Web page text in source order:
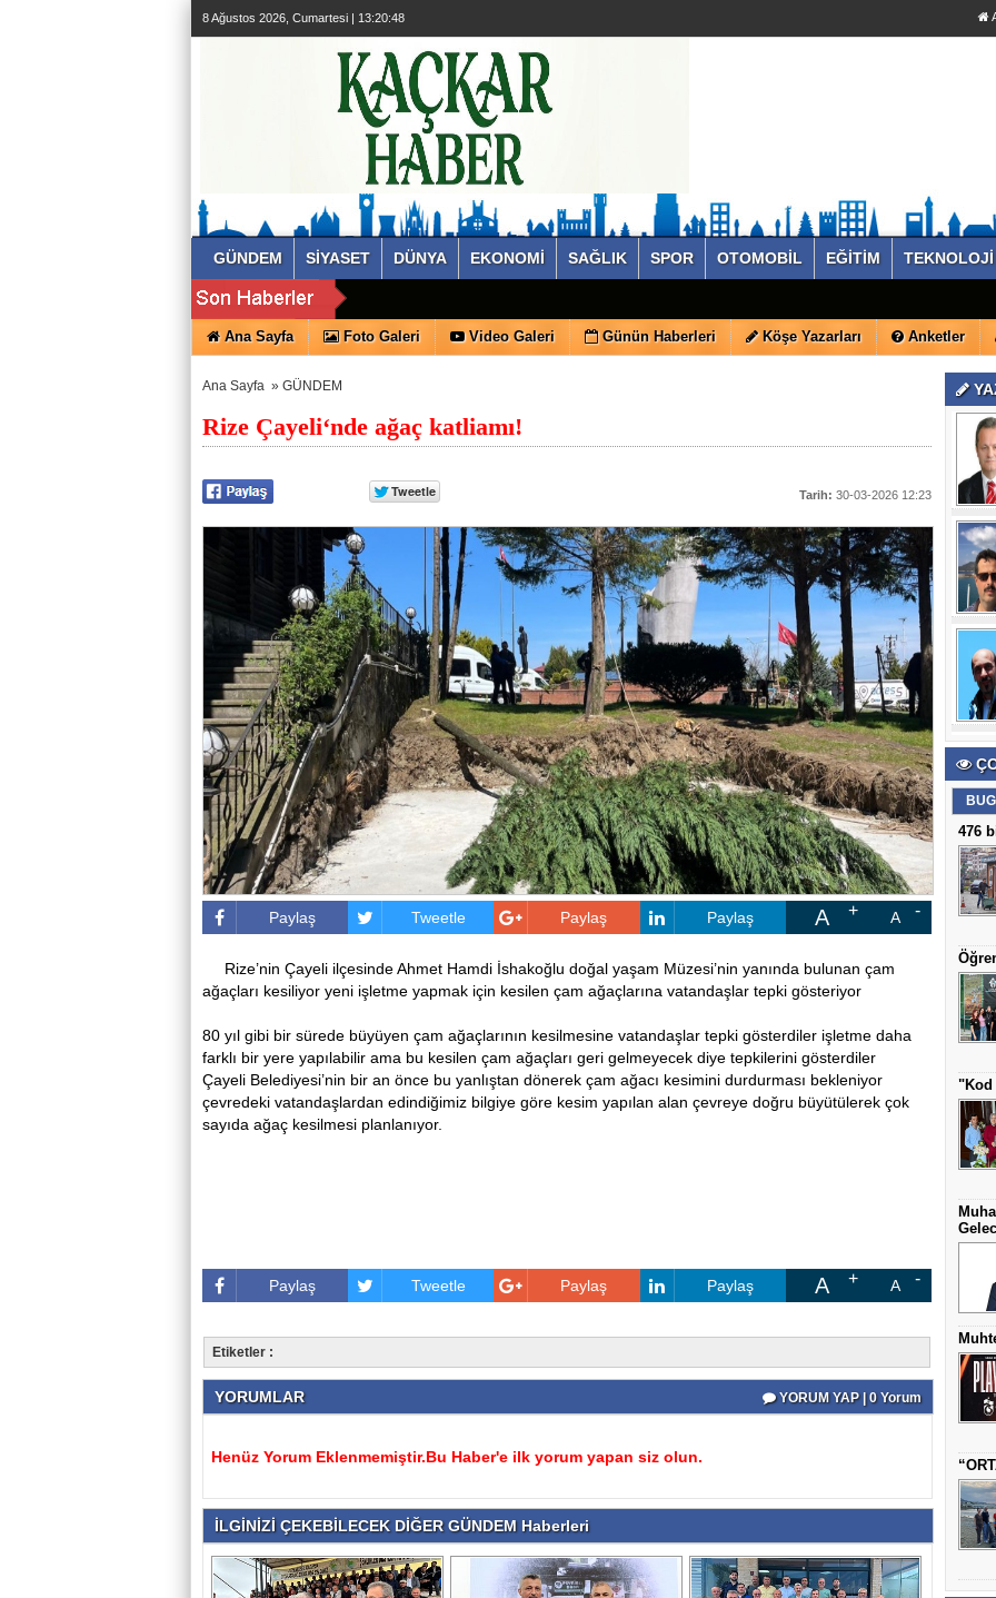
8 Ağustos 2026, Cumartesi | 13:20:49
GÜNDEM SİYASET DÜNYA EKONOMİ SAĞLIK SPOR OTOMOBİL EĞİTİM TEKNOLOJİ
Ana Sayfa Foto Galeri Video Galeri Günün Haberleri Köşe Yazarları Anketler
Ana Sayfa » GÜNDEM
Rize Çayeli‘nde ağaç katliamı!
Tarih: 30-03-2026 12:23
Paylaş Tweetle Paylaş Paylaş A A
Rize’nin Çayeli ilçesinde Ahmet Hamdi İshakoğlu doğal yaşam Müzesi’nin yanında bulunan çam
ağaçları kesiliyor yeni işletme yapmak için kesilen çam ağaçlarına vatandaşlar tepki gösteriyor
80 yıl gibi bir sürede büyüyen çam ağaçlarının kesilmesine vatandaşlar tepki gösterdiler işletme daha
farklı bir yere yapılabilir ama bu kesilen çam ağaçları geri gelmeyecek diye tepkilerini gösterdiler
Çayeli Belediyesi’nin bir an önce bu yanlıştan dönerek çam ağacı kesimini durdurması bekleniyor
çevredeki vatandaşlardan edindiğimiz bilgiye göre kesim yapılan alan çevreye doğru büyütülerek çok
sayıda ağaç kesilmesi planlanıyor.
Paylaş Tweetle Paylaş Paylaş A A
Etiketler :
YORUMLAR YORUM YAP | 0 Yorum
Henüz Yorum Eklenmemiştir.Bu Haber'e ilk yorum yapan siz olun.
İLGİNİZİ ÇEKEBİLECEK DİĞER GÜNDEM Haberleri
476
"Kod